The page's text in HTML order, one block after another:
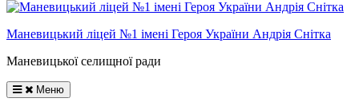
Маневицький ліцей №1 імені Героя України Андрія Снітка
Маневицької селищної ради
Меню